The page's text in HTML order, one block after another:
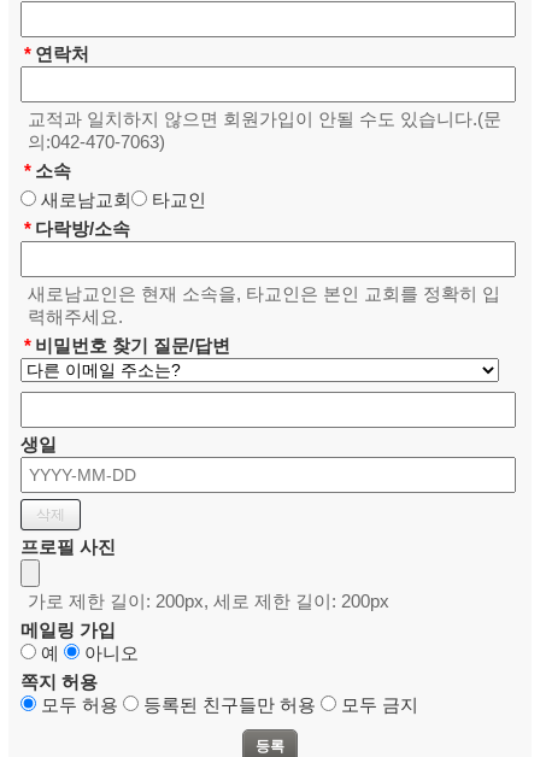
* 연락처
교적과 일치하지 않으면 회원가입이 안될 수도 있습니다.(문
의:042-470-7063)
* 소속
새로남교회
타교인
* 다락방/소속
새로남교인은 현재 소속을, 타교인은 본인 교회를 정확히 입
력해주세요.
* 비밀번호 찾기 질문/답변
생일
프로필 사진
가로 제한 길이: 200px, 세로 제한 길이: 200px
메일링 가입
예
아니오
쪽지 허용
모두 허용
등록된 친구들만 허용 모두 금지